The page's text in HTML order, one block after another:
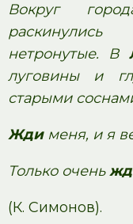
Вокруг
нетронутые. В
луговины и
старыми
Ждименя, и я
Только очень
(К. Симонов).